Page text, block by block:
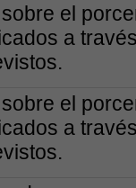
el
a
el
a